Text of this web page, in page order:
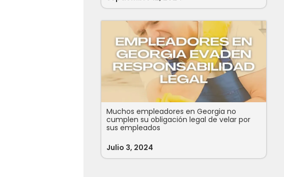
Muchos empleadores en Georgia no
cumplen su obligación legal de velar por
sus empleados
Julio 3, 2024